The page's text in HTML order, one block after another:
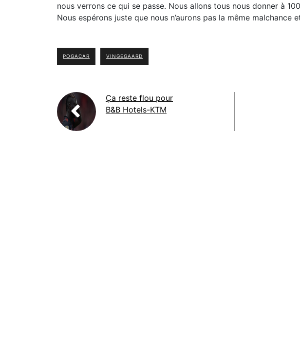
nous verrons ce qui se passe. Nous allons tous nous donner à
Nous espérons juste que nous n’aurons pas la même malchance
POGACAR VINGEGAARD
Ça reste flou pour
B&B Hotels-KTM